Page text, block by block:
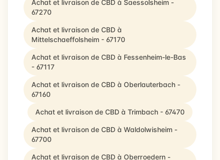
Achat et livraison de CBD à Saessolsheim -
67270
Achat et livraison de CBD à
Mittelschaeffolsheim - 67170
Achat et livraison de CBD à Fessenheim-le-Bas
- 67117
Achat et livraison de CBD à Oberlauterbach -
67160
Achat et livraison de CBD à Trimbach - 67470
Achat et livraison de CBD à Waldolwisheim -
67700
Achat et livraison de CBD à Oberroedern -